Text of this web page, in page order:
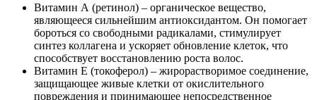
Витамин А (ретинол) – органическое вещество,
являющееся сильнейшим антиоксидантом. Он помогает
бороться со свободными радикалами, стимулирует
синтез коллагена и ускоряет обновление клеток, что
способствует восстановлению роста волос.
Витамин Е (токоферол) – жирорастворимое соединение,
защищающее живые клетки от окислительного
повреждения и принимающее непосредственное